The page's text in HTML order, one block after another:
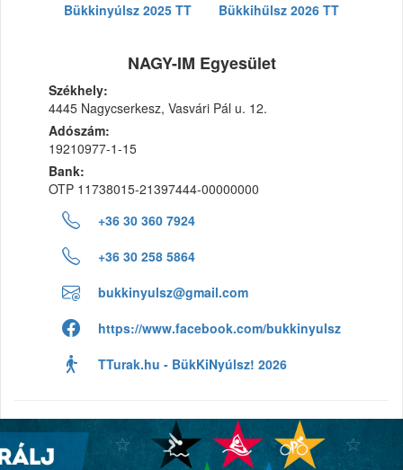
Bükkinyúlsz 2025 TT Bükkihűlsz 2026 TT
NAGY-IM Egyesület
Székhely:
4445 Nagycserkesz, Vasvári Pál u. 12.
Adószám:
19210977-1-15
Bank:
OTP 11738015-21397444-00000000
+36 30 360 7924
+36 30 258 5864
bukkinyulsz@gmail.com
https://www.facebook.com/bukkinyulsz
TTurak.hu - BükKiNyúlsz! 2026